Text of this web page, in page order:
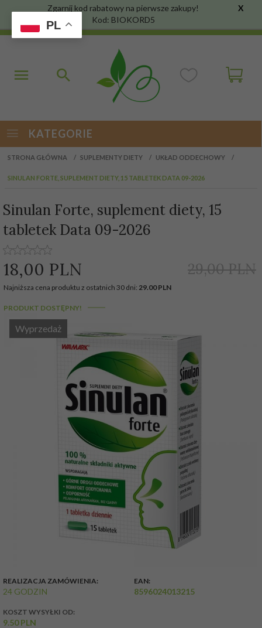
Zgarnij kod rabatowy na pierwsze zakupy!
Kod: BIOKORD5
X
KATEGORIE
STRONA GŁÓWNA SUPLEMENTY DIETY UKŁAD ODDECHOWY
SINULAN FORTE, SUPLEMENT DIETY, 15 TABLETEK DATA 09-2026
Sinulan Forte, suplement diety, 15
tabletek Data 09-2026
18,00 PLN 29,00 PLN
Najniższa cena produktu z ostatnich 30 dni: 29.00 PLN
PRODUKT DOSTĘPNY!
Wyprzedaż
REALIZACJA ZAMÓWIENIA:
24 GODZIN
EAN:
8596024013215
KOSZT WYSYŁKI OD:
9.50 PLN
PL